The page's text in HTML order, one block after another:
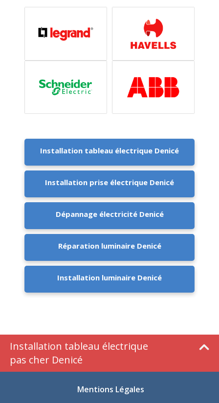
Installation tableau électrique Denicé
Installation prise électrique Denicé
Dépannage électricité Denicé
Réparation luminaire Denicé
Installation luminaire Denicé
Installation tableau électrique
pas cher Denicé
Mentions Légales